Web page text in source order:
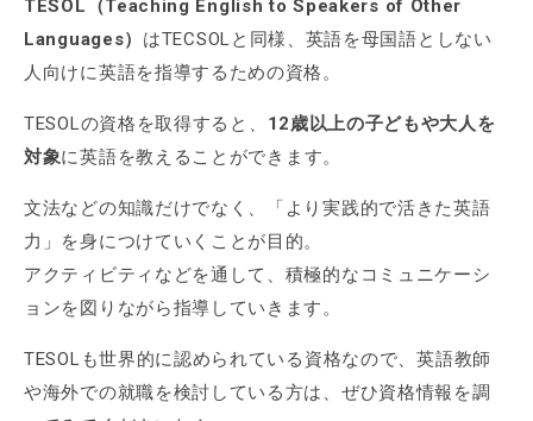
TESOL（Teaching English to Speakers of Other
Languages） はTECSOLと同様、英語を母国語としない
人向けに英語を指導するための資格。
TESOLの資格を取得すると、 12歳以上の子どもや大人を
対象に英語を教えることができます。
文法などの知識だけでなく、「より実践的で活きた英語
力」を身につけていくことが目的。
アクティビティなどを通して、積極的なコミュニケーシ
ョンを図りながら指導していきます。
TESOLも世界的に認められている資格なので、英語教師
や海外での就職を検討している方は、ぜひ資格情報を調